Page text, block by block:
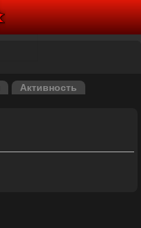
Активность